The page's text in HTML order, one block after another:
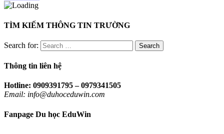
TÌM KIẾM THÔNG TIN TRƯỜNG
Search for:
Thông tin liên hệ
Hotline: 0909391795 – 0979341505
Email: info@duhoceduwin.com
Fanpage Du học EduWin